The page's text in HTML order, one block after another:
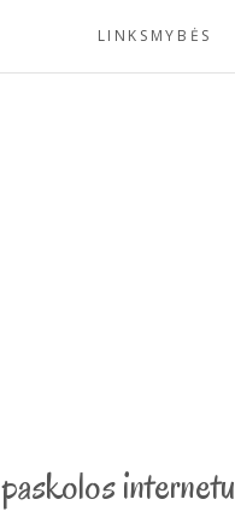
LINKSMYBĖS
paskolos internetu